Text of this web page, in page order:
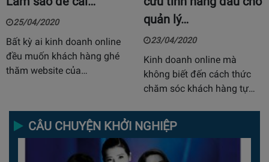
25/04/2020
Bất kỳ ai kinh doanh online
đều muốn khách hàng ghé
thăm website của…
quản lý…
23/04/2020
Kinh doanh online mà
không biết đến cách thức
chăm sóc khách hàng tự…
CÂU CHUYỆN KHỞI NGHIỆP